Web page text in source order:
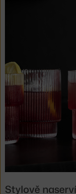
Stylově